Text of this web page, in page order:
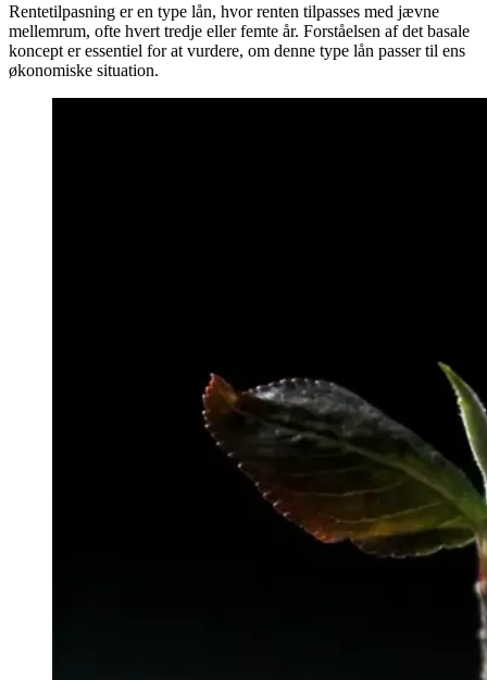
Rentetilpasning er en type lån, hvor renten tilpasses med jævne
mellemrum, ofte hvert tredje eller femte år. Forståelsen af det basale
koncept er essentiel for at vurdere, om denne type lån passer til ens
økonomiske situation.